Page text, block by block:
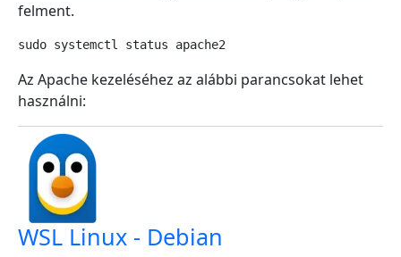
felment.
sudo systemctl status apache2
Az Apache kezeléséhez az alábbi parancsokat lehet
használni:
WSL Linux - Debian